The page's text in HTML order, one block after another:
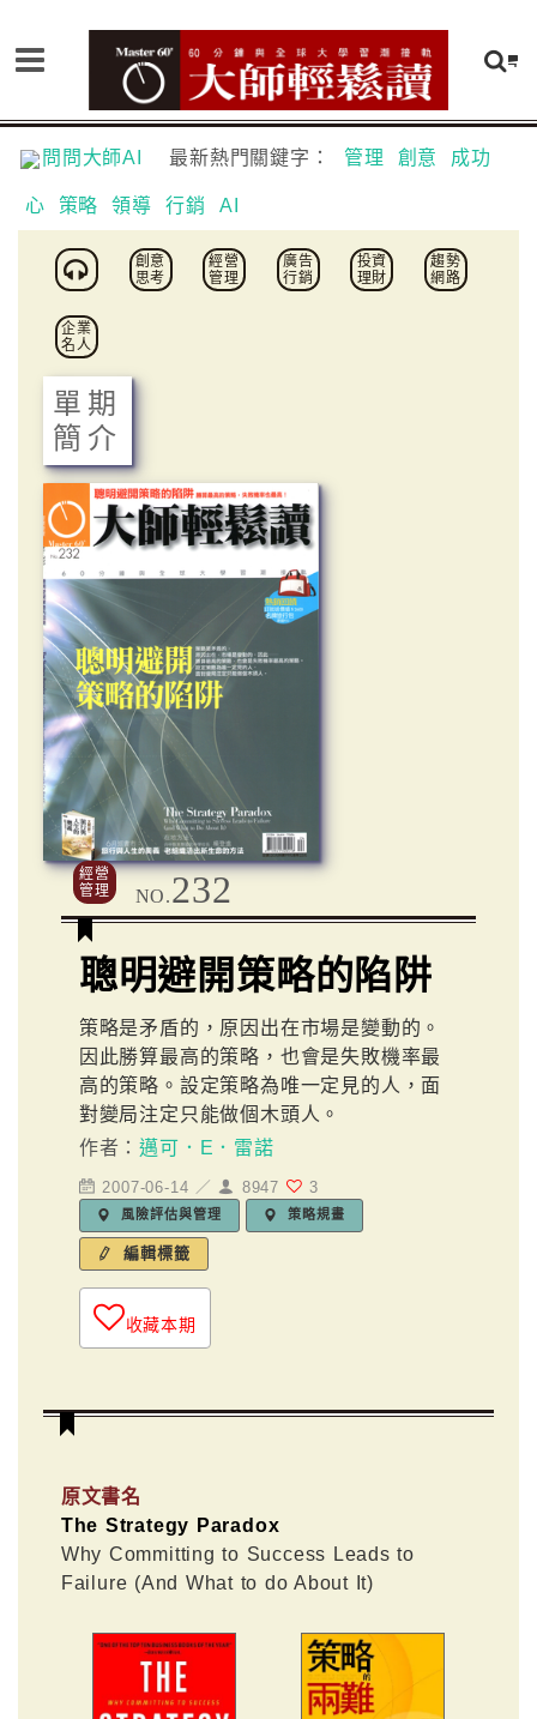
問問大師AI 最新熱門關鍵字： 管理 創意 成功
心 策略 領導 行銷 AI
創意
思考
經營
管理
廣告
行銷
投資
理財
趨勢
網路
企業
名人
單期
簡介
經營
管理
NO.232
聰明避開策略的陷阱
策略是矛盾的，原因出在市場是變動的。
因此勝算最高的策略，也會是失敗機率最
高的策略。設定策略為唯一定見的人，面
對變局注定只能做個木頭人。
作者：邁可．E．雷諾
2007-06-14 ／ 8947 3
風險評估與管理 策略規畫
編輯標籤
收藏本期
原文書名
The Strategy Paradox
Why Committing to Success Leads to
Failure (And What to do About It)